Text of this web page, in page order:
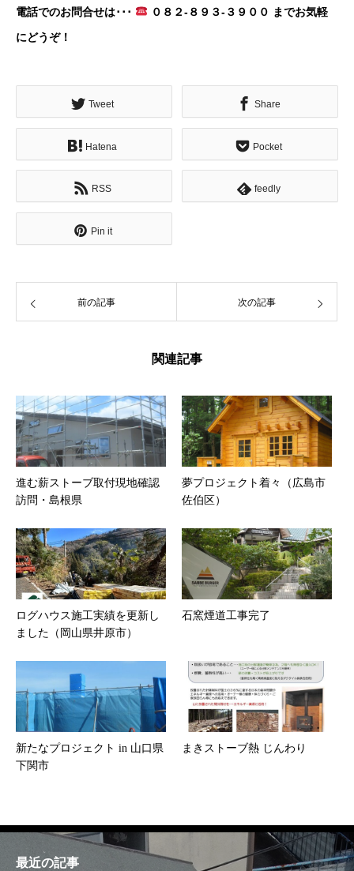
電話でのお問合せは･･･
０８２-８９３-３９００ までお気軽
にどうぞ！
Tweet Share
Hatena Pocket
RSS feedly
Pin it
前の記事 次の記事
関連記事
進む薪ストーブ取付現地確認
訪問・島根県
夢プロジェクト着々（広島市
佐伯区）
ログハウス施工実績を更新し
ました（岡山県井原市）
石窯煙道工事完了
新たなプロジェクト in 山口県
下関市
まきストーブ熱 じんわり
最近の記事